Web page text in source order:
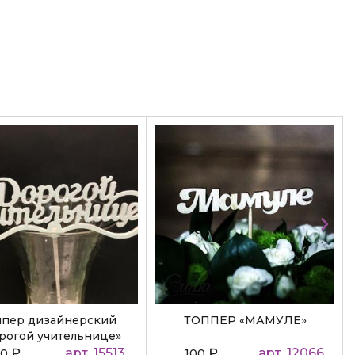
дизайнерский
учительнице»
ТОППЕР «МАМУЛЕ»